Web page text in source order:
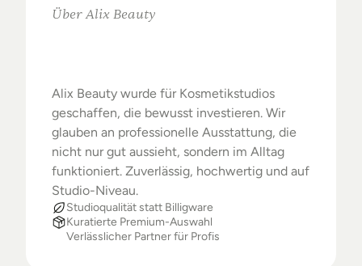
Über Alix Beauty
Alix Beauty wurde für Kosmetikstudios
geschaffen, die bewusst investieren. Wir
glauben an professionelle Ausstattung, die
nicht nur gut aussieht, sondern im Alltag
funktioniert. Zuverlässig, hochwertig und auf
Studio-Niveau.
Studioqualität statt Billigware
Kuratierte Premium-Auswahl
Verlässlicher Partner für Profis